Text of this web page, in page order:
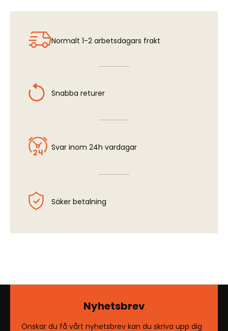
Normalt 1-2 arbetsdagars frakt
Snabba returer
Svar inom 24h vardagar
Säker betalning
Nyhetsbrev
Önskar du få vårt nyhetsbrev kan du skriva upp dig